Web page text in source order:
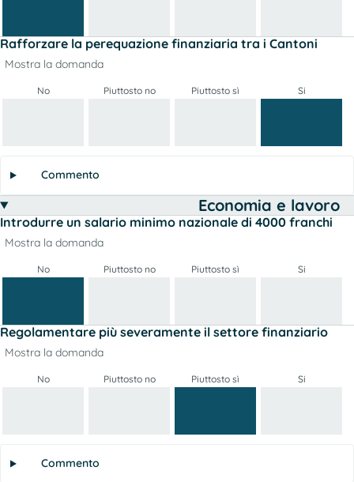
Rafforzare la perequazione finanziaria tra i Cantoni
Mostra la domanda
No Piuttosto no Piuttosto sì Si
Commento
Economia e lavoro
Introdurre un salario minimo nazionale di 4000 franchi
Mostra la domanda
No Piuttosto no Piuttosto sì Si
Regolamentare più severamente il settore finanziario
Mostra la domanda
No Piuttosto no Piuttosto sì Si
Commento